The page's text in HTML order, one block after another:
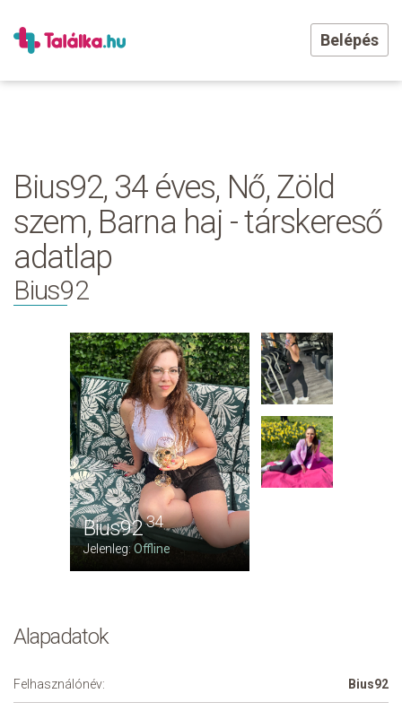
Belépés
Bius92, 34 éves, Nő, Zöld
szem, Barna haj - társkereső
adatlap
Bius92
Bius9234
Jelenleg:Offline
Alapadatok
Felhasználónév: Bius92